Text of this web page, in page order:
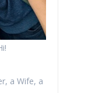
a Wife, a